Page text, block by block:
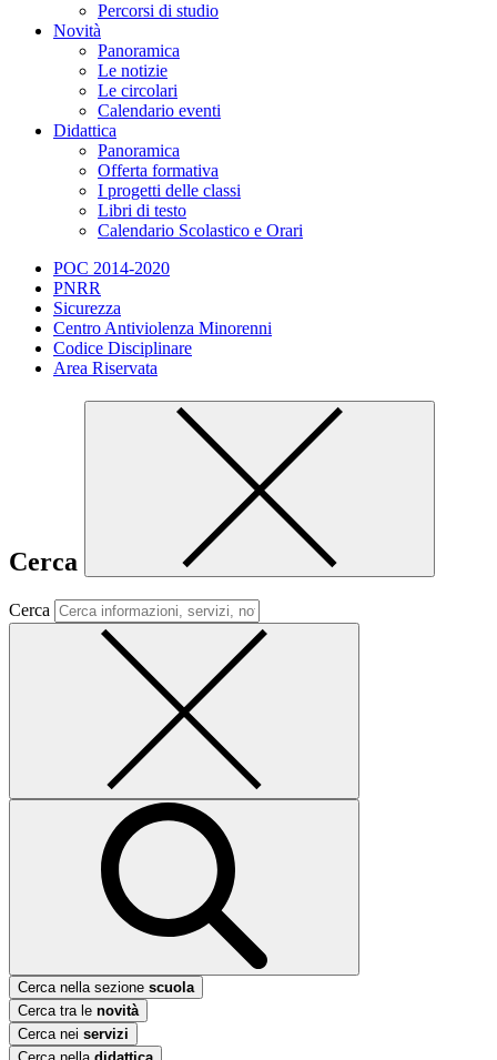
Percorsi di studio
Novità
Panoramica
Le notizie
Le circolari
Calendario eventi
Didattica
Panoramica
Offerta formativa
I progetti delle classi
Libri di testo
Calendario Scolastico e Orari
POC 2014-2020
PNRR
Sicurezza
Centro Antiviolenza Minorenni
Codice Disciplinare
Area Riservata
Cerca
Cerca
Cerca nella sezione scuola
Cerca tra le novità
Cerca nei servizi